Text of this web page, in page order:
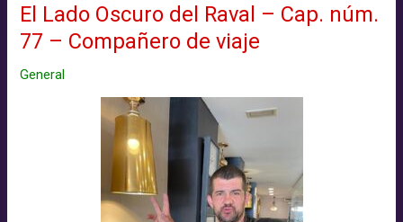
–
Cap.
78
El Lado Oscuro del Raval – Cap. núm.
77 – Compañero de viaje
General